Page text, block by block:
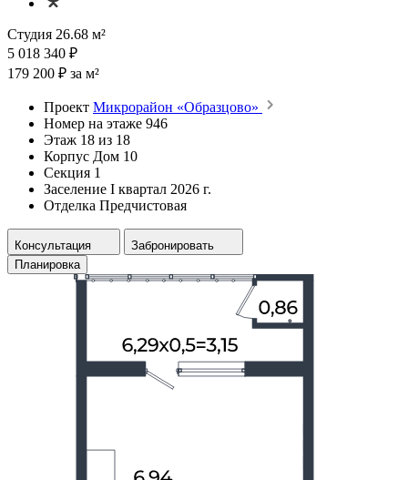
Студия 26.68 м²
5 018 340 ₽
179 200 ₽ за м²
Проект Микрорайон «Образцово»
Номер на этаже 946
Этаж 18 из 18
Корпус Дом 10
Секция 1
Заселение I квартал 2026 г.
Отделка Предчистовая
Консультация
Забронировать
Планировка